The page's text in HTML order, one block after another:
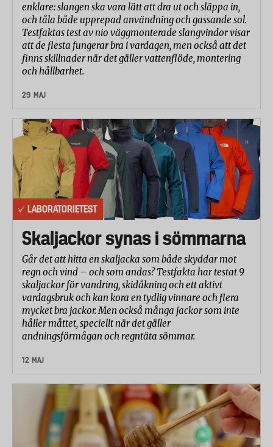
enklare: slangen ska vara lätt att dra ut och släppa in,
och tåla både upprepad användning och gassande sol.
Testfaktas test av nio väggmonterade slangvindor visar
att de flesta fungerar bra i vardagen, men också att det
finns skillnader när det gäller vattenflöde, montering
och hållbarhet.
29 MAJ
LABORATORIETEST
Skaljackor synas i sömmarna
Går det att hitta en skaljacka som både skyddar mot
regn och vind – och som andas? Testfakta har testat 9
skaljackor för vandring, skidåkning och ett aktivt
vardagsbruk och kan kora en tydlig vinnare och flera
mycket bra jackor. Men också många jackor som inte
håller måttet, speciellt när det gäller
andningsförmågan och regntäta sömmar.
12 MAJ